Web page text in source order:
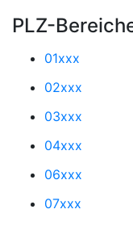
PLZ-
01xxx
02xxx
03xxx
04xxx
06xxx
07xxx